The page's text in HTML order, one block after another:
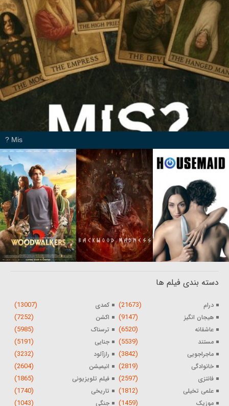
Mis ?
دسته بندی فیلم ها
درام (21673) کمدی (13007)
هیجان انگیز (9147) اکشن (7252)
عاشقانه (6520) ترسناک (5985)
مستند (5539) جنایی (5191)
ماجراجویی (3842) رازآلود (3232)
خانوادگی (2819) انیمیشن (2604)
فانتزی (2597) فیلم تلویزیونی (1865)
علمی تخیلی (1812) تاریخی (1740)
موزیک (1459) جنگی (1043)